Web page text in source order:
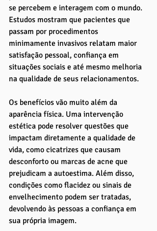
se percebem e interagem com o mundo.
Estudos mostram que pacientes que
passam por procedimentos
minimamente invasivos relatam maior
satisfação pessoal, confiança em
situações sociais e até mesmo melhoria
na qualidade de seus relacionamentos.
Os benefícios vão muito além da
aparência física. Uma intervenção
estética pode resolver questões que
impactam diretamente a qualidade de
vida, como cicatrizes que causam
desconforto ou marcas de acne que
prejudicam a autoestima. Além disso,
condições como flacidez ou sinais de
envelhecimento podem ser tratadas,
devolvendo às pessoas a confiança em
sua própria imagem.